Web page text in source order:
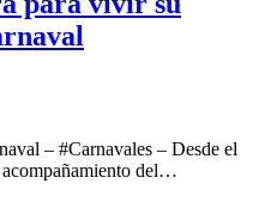
– #Carnavales – Desde el
acompañamiento del…